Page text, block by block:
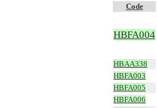
Code
HBFA004
HBAA338
HBFA003
HBFA005
HBFA006